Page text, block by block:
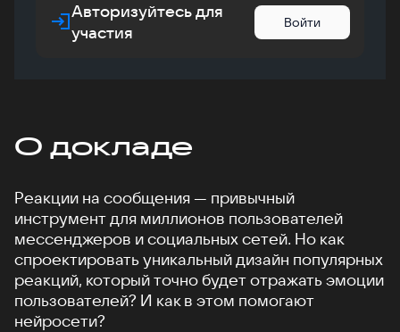
Авторизуйтесь для
участия
Войти
О докладе
Реакции на сообщения — привычный
инструмент для миллионов пользователей
мессенджеров и социальных сетей. Но как
спроектировать уникальный дизайн популярных
реакций, который точно будет отражать эмоции
пользователей? И как в этом помогают
нейросети?